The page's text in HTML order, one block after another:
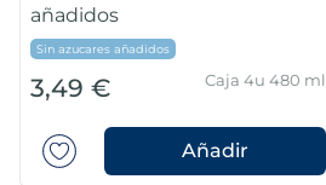
añadidos
Sin azucares añadidos
3,49 € Caja 4u 480 ml
Añadir